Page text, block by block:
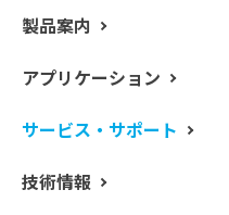
製品案内
アプリケーション
サービス・サポート
技術情報
といけないのだと、ふと
で、ネタはたくさんある
つぶやき筆者です。
今年もJASISに出展しま
いしさの見える化と機器
響すごかったです。もし
ら、